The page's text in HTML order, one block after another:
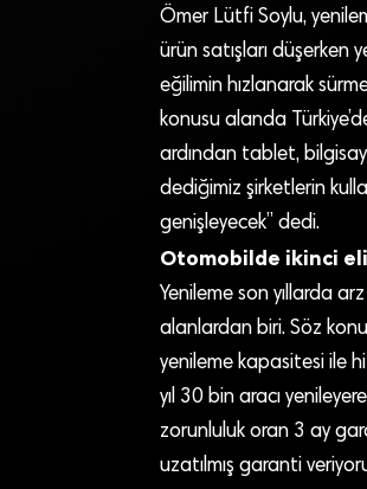
Ömer Lütfi Soylu,
ürün satışları düşerken
eğilimin hızlanarak
konusu alanda
ardından tablet,
dediğimiz şirketlerin
genişleyecek” dedi.
Otomobilde ikinci
Yenileme son yıllarda
alanlardan biri. Söz
yenileme kapasitesi ile
yıl 30 bin aracı
zorunluluk oran 3 ay
uzatılmış garanti